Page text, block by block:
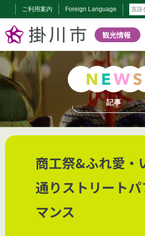
ご利用案内 Foreign Language
観光情報
記事
商工祭&ふれ愛・
通りストリートパ
マンス